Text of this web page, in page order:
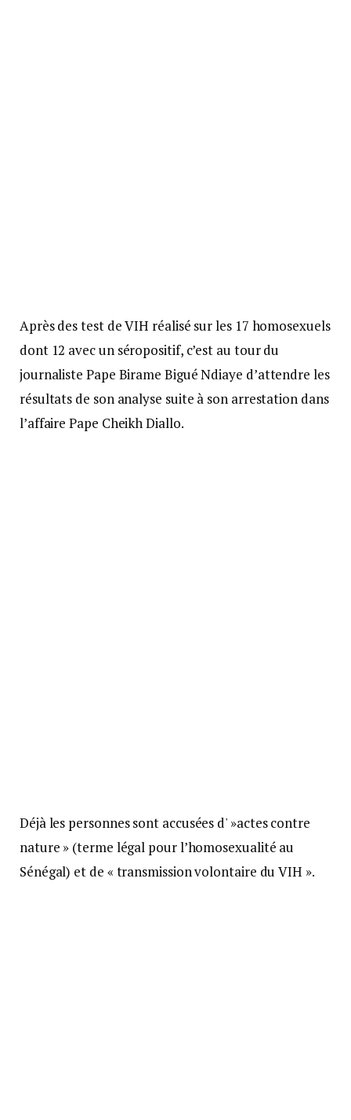
Après des test de VIH réalisé sur les 17 homosexuels
dont 12 avec un séropositif, c’est au tour du
journaliste Pape Birame Bigué Ndiaye d’attendre les
résultats de son analyse suite à son arrestation dans
l’affaire Pape Cheikh Diallo.
Déjà les personnes sont accusées d' »actes contre
nature » (terme légal pour l’homosexualité au
Sénégal) et de « transmission volontaire du VIH ».